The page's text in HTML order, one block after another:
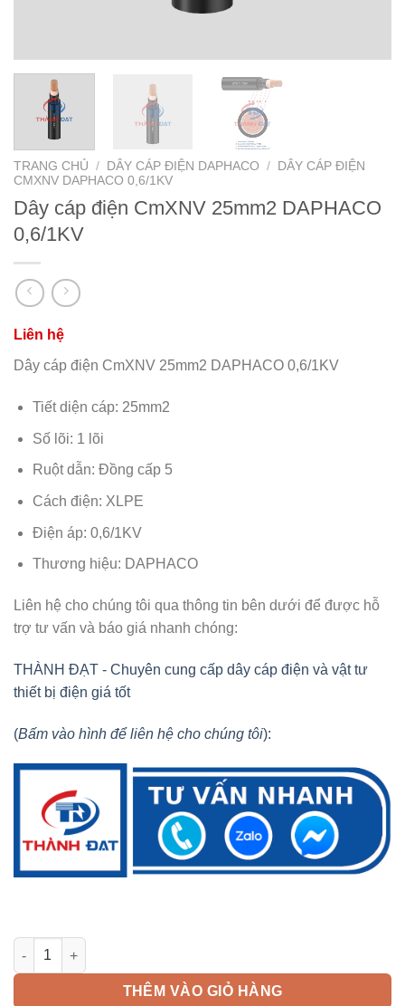
TRANG CHỦ / DÂY CÁP ĐIỆN DAPHACO /
DÂY CÁP ĐIỆN
CMXNV DAPHACO 0,6/1KV
Dây cáp điện CmXNV 25mm2 DAPHACO
0,6/1KV
Dây cáp điện CmXNV 25mm2 DAPHACO 0,6/1KV
Tiết diện cáp: 25mm2
Số lõi: 1 lõi
Ruột dẫn: Đồng cấp 5
Cách điện: XLPE
Điện áp: 0,6/1KV
Thương hiệu: DAPHACO
Liên hệ cho chúng tôi qua thông tin bên dưới để được hỗ
trợ tư vấn và báo giá nhanh chóng:
THÀNH ĐẠT - Chuyên cung cấp dây cáp điện và vật tư
thiết bị điện giá tốt
(Bấm vào hình để liên hệ cho chúng tôi):
Dây cáp điện CmXNV 25mm2 DAPHACO 0,6/1KV số lượng
THÊM VÀO GIỎ HÀNG